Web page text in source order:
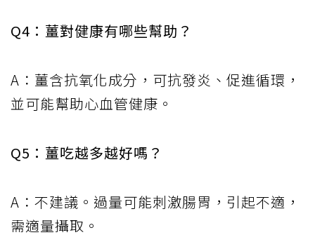
Q4：薑對健康有哪些幫助？
A：薑含抗氧化成分，可抗發炎、促進循環，
並可能幫助心血管健康。
Q5：薑吃越多越好嗎？
A：不建議。過量可能刺激腸胃，引起不適，
需適量攝取。